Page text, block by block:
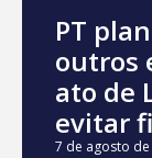
PT
outros
ato de
evitar
7 de agosto